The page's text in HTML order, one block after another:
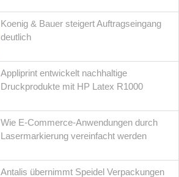
Koenig & Bauer steigert Auftragseingang
deutlich
Appliprint entwickelt nachhaltige
Druckprodukte mit HP Latex R1000
Wie E-Commerce-Anwendungen durch
Lasermarkierung vereinfacht werden
Antalis übernimmt Speidel Verpackungen